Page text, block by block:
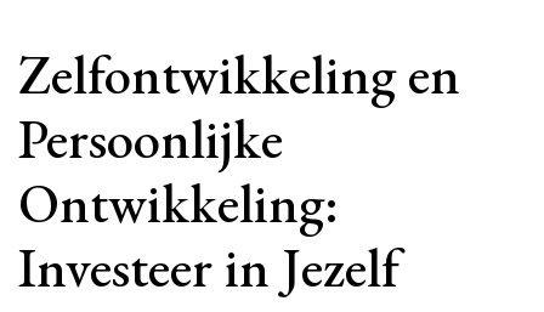
Zelfontwikkeling en
Persoonlijke
Ontwikkeling:
Investeer in Jezelf